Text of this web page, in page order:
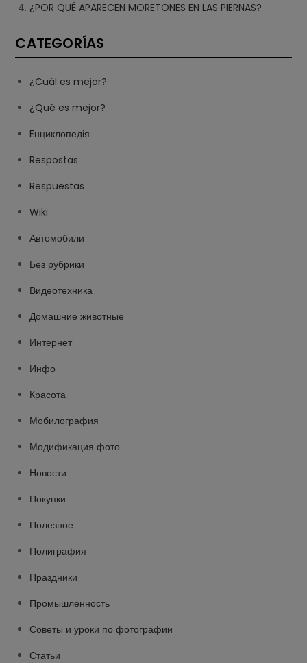
¿POR QUÉ APARECEN MORETONES EN LAS PIERNAS?
CATEGORÍAS
¿Cuál es mejor?
¿Qué es mejor?
Eнциклопедія
Respostas
Respuestas
Wiki
Автомобили
Без рубрики
Видеотехника
Домашние животные
Интернет
Инфо
Красота
Мобилография
Модификация фото
Новости
Покупки
Полезное
Полиграфия
Праздники
Промышленность
Советы и уроки по фотографии
Статьи